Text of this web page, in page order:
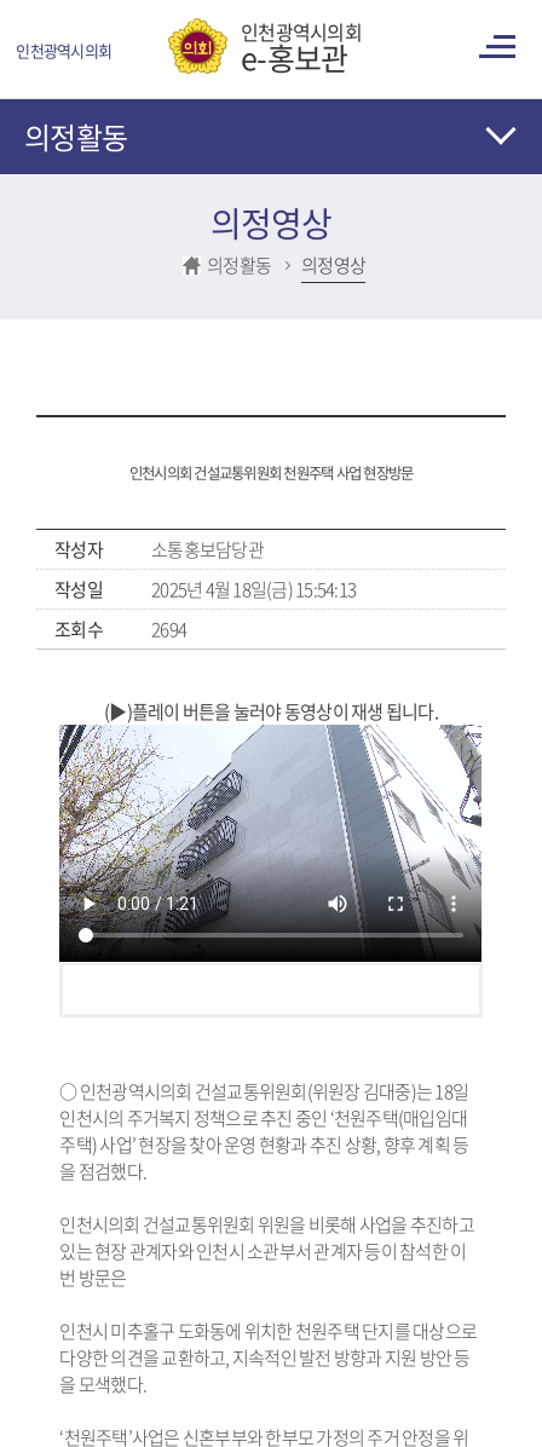
인천광역시의회
인천광역시의회
e-홍보관
의정활동
의정영상
의정활동 의정영상
인천시의회 건설교통위원회 천원주택 사업 현장방문
작성자
소통홍보담당관
작성일
2025년 4월 18일(금) 15:54:13
조회수
2694
(▶)플레이 버튼을 눌러야 동영상이 재생 됩니다.
○ 인천광역시의회 건설교통위원회(위원장 김대중)는 18일
인천시의 주거복지 정책으로 추진 중인 ‘천원주택(매입임대
주택) 사업’ 현장을 찾아 운영 현황과 추진 상황, 향후 계획 등
을 점검했다.
인천시의회 건설교통위원회 위원을 비롯해 사업을 추진하고
있는 현장 관계자와 인천시 소관부서 관계자 등이 참석한 이
번 방문은
인천시 미추홀구 도화동에 위치한 천원주택 단지를 대상으로
다양한 의견을 교환하고, 지속적인 발전 방향과 지원 방안 등
을 모색했다.
‘천원주택’사업은 신혼부부와 한부모 가정의 주거 안정을 위